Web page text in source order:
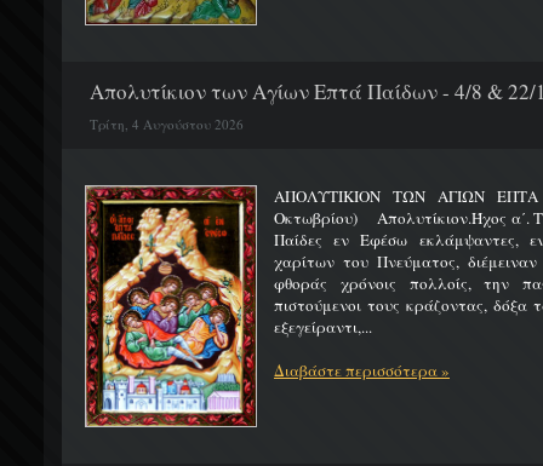
Απολυτίκιον των Αγίων Επτά Παίδων - 4/8 & 22/
Τρίτη, 4 Αυγούστου 2026
ΑΠΟΛΥΤΙΚΙΟΝ ΤΩΝ ΑΓΙΩΝ ΕΠΤΑ
Οκτωβρίου) Απολυτίκιον.Ήχος α΄.
Παίδες εν Εφέσω εκλάμψαντες,
χαρίτων του Πνεύματος,
φθοράς χρόνοις πολλοίς, την
πιστούμενοι τους κράζοντας,
εξεγείραντι,...
Διαβάστε περισσότερα »